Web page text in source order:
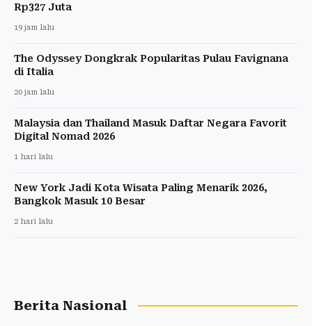
Rp327 Juta
19 jam lalu
The Odyssey Dongkrak Popularitas Pulau Favignana
di Italia
20 jam lalu
Malaysia dan Thailand Masuk Daftar Negara Favorit
Digital Nomad 2026
1 hari lalu
New York Jadi Kota Wisata Paling Menarik 2026,
Bangkok Masuk 10 Besar
2 hari lalu
Berita Nasional